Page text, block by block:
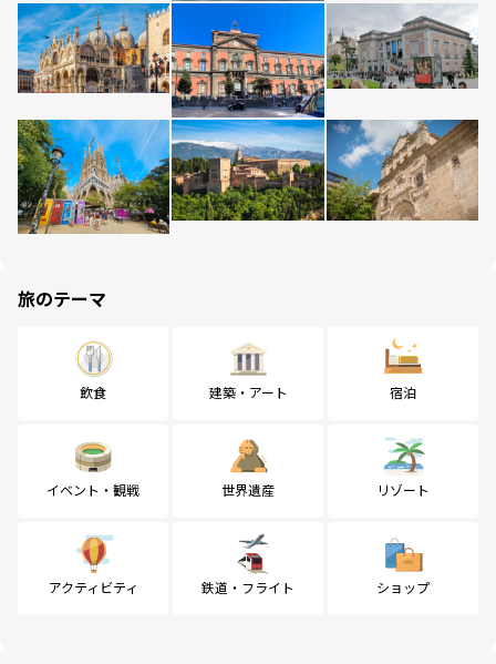
旅のテーマ
飲食 建築・アート 宿泊
イベント・観戦 世界遺産 リゾート
アクティビティ 鉄道・フライト ショップ